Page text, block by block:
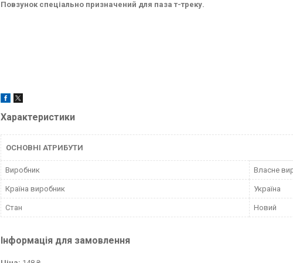
Повзунок спеціально призначений для паза т-треку.
Характеристики
ОСНОВНІ АТРИБУТИ
Виробник Власне
Країна виробник Україна
Стан Новий
Інформація для замовлення